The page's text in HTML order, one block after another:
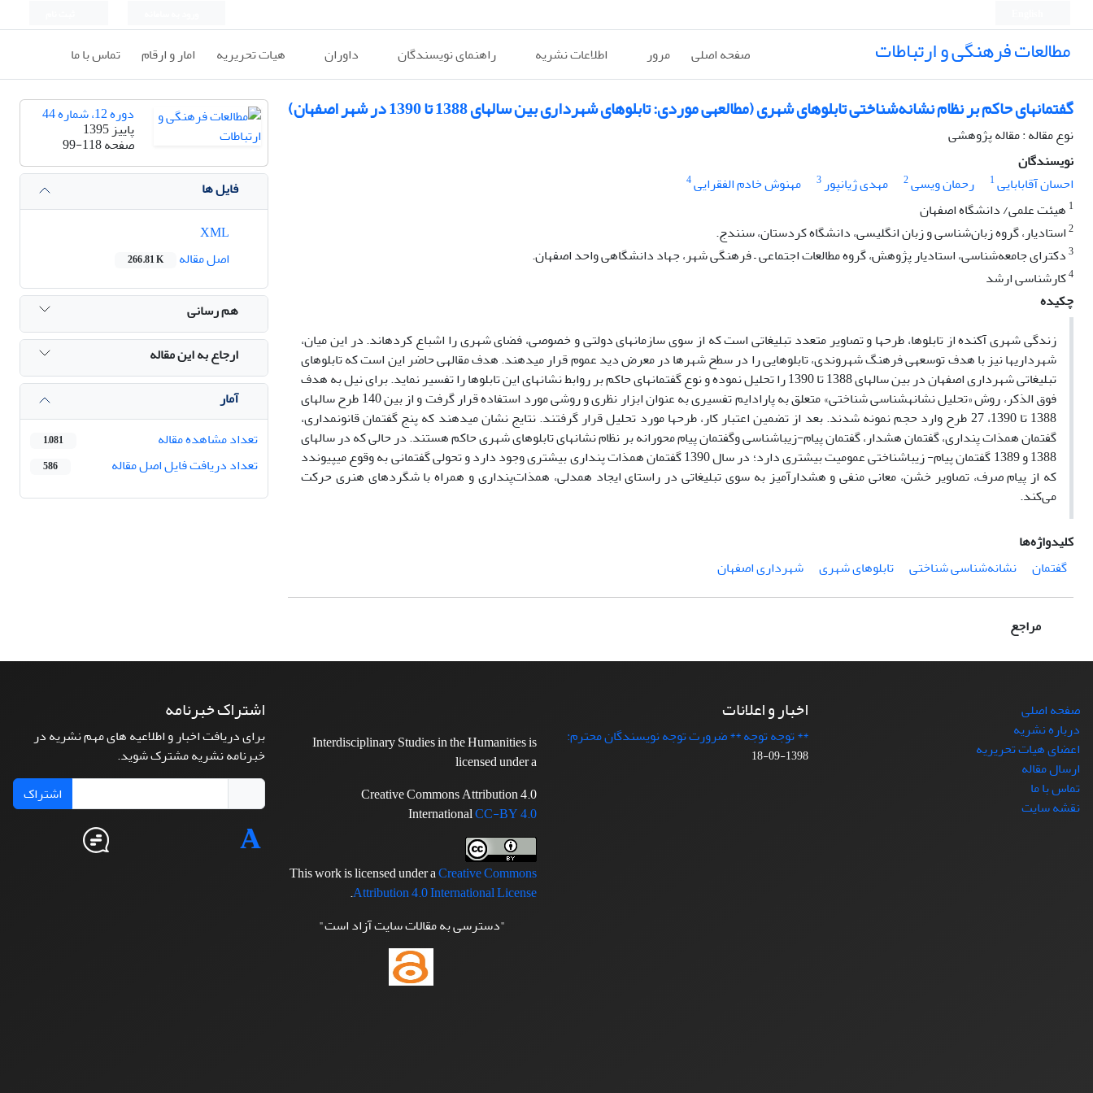
مطالعات فرهنگی و ارتباطات صفحه اصلی مرور اطلاعات نشریه راهنمای نویسندگان داوران هیات تحریریه امار و ارقام تماس با ما
گفتمان‏های حاکم بر نظام نشانه‌شناختی تابلوهای شهری (مطالعه‏ی موردی: تابلوهای شهرداری بین سال‏های 1388 تا 1390 در شهر اصفهان)
نوع مقاله : مقاله پژوهشی
نویسندگان
احسان آقابابایی1 رحمان ویسی2 مهدی ژیانپور3 مهنوش خادم الفقرایی4
1 هیئت علمی/ دانشگاه اصفهان
2استادیار، گروه زبان‌شناسی و زبان انگلیسی، دانشگاه کردستان، سنندج.
3دکترای جامعه‌شناسی، استادیار پژوهش، گروه مطالعات اجتماعی – فرهنگی شهر، جهاد دانشگاهی واحد اصفهان.
4کارشناسی ارشد
چکیده
زندگی شهری آکنده از تابلو‏ها، طرح‏ها و تصاویر متعدد تبلیغاتی است که از سوی سازمان‏های دولتی و خصوصی، فضای شهری را اشباع کرده‏اند. در این میان،
شهرداری‏ها نیز با هدف توسعه‏ی فرهنگ شهروندی، تابلوهایی را در سطح شهر‏ها در معرض دید عموم قرار می‏دهند. هدف مقاله‏ی حاضر این است که تابلوهای
تبلیغاتی شهرداری اصفهان در بین سال‏های 1388 تا 1390 را تحلیل نموده و نوع گفتمان‏های حاکم بر روابط نشانه‏ای این تابلوها را تفسیر نماید. برای نیل به هدف
فوق الذکر، روش «تحلیل نشانه‏شناسی شناختی» متعلق به پارادایم تفسیری به عنوان ابزار نظری و روشی مورد استفاده قرار گرفت و از بین 140 طرح سال‏های
1388 تا 1390، 27 طرح وارد حجم نمونه شدند. بعد از تضمین اعتبار کار، طرح‏ها مورد تحلیل قرار گرفتند. نتایج نشان می‏دهند که پنج گفتمان قانون‏مداری،
گفتمان همذات پنداری، گفتمان هشدار، گفتمان پیام-زیباشناسی وگفتمان پیام محورانه بر نظام نشانه‏ای تابلوهای شهری حاکم هستند. در حالی که در سال‏های
1388 و 1389 گفتمان پیام- زیباشناختی عمومیت بیشتری دارد؛ در سال 1390 گفتمان همذات پنداری بیشتری وجود دارد و تحولی گفتمانی به وقوع می‏پیوندد
که از پیام صرف، تصاویر خشن، معانی منفی و هشدارآمیز به سوی تبلیغاتی در راستای ایجاد همدلی، همذات‌پنداری و همراه با شگردهای هنری حرکت
می‌کند.
کلیدواژه‌ها
گفتمان
نشانه‌شناسی شناختی تابلوهای شهری شهرداری اصفهان
مراجع
دوره 12، شماره 44
پاییز 1395
صفحه99-118
فایل ها
اصل مقاله
266.81 K
هم رسانی
ارجاع به این مقاله
آمار
تعداد مشاهده مقاله
1,081
تعداد دریافت فایل اصل مقاله 586
صفحه اصلی
درباره نشریه
اعضای هیات تحریریه
ارسال مقاله
تماس با ما
نقشه سایت
اخبار و اعلانات
** توجه توجه ** ضرورت توجه نویسندگان محترم:
1398-09-18
Interdisciplinary Studies in the Humanities is
licensed under a
Creative Commons Attribution 4.0
InternationalCC-BY 4.0
This work is licensed under aCreative Commons
Attribution 4.0 International License
.
"دسترسی به مقالات سایت آزاد است"
اشتراک خبرنامه
برای دریافت اخبار و اطلاعیه های مهم نشریه در
خبرنامه نشریه مشترک شوید.
اشتراک